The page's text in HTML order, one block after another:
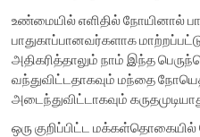
உண்மையில் எளிதில் நோயினால்
பாதுகாப்பானவர்களாக
அதிகரித்தாலும் நாம் இந்த
வந்துவிட்டதாகவும் மந்தை
அடைந்துவிட்டாகவும்
ஒரு குறிப்பிட்ட